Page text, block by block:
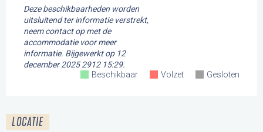
Deze beschikbaarheden worden
uitsluitend ter informatie verstrekt,
neem contact op met de
accommodatie voor meer
informatie. Bijgewerkt op12
december 2025 2912 15:29.
Beschikbaar
Volzet Gesloten
LOCATIE